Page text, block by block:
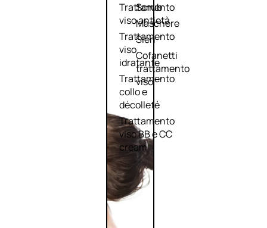
Trattamento
viso antietà
Trattamento
viso
idratante
Trattamento
collo e
décolleté
Trattamento
viso BB e CC
cream
Scrub
Maschere
Sieri
Cofanetti
trattamento
viso